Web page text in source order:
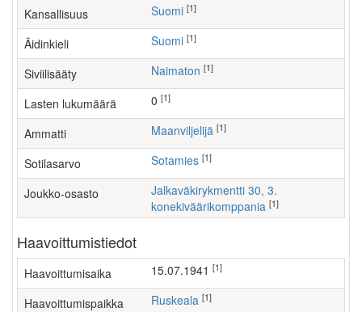
Kansallisuus Suomi [1]
Äidinkieli Suomi [1]
Siviilisääty Naimaton [1]
Lasten lukumäärä [1]
Ammatti maanviljelijä [1]
Sotilasarvo Sotamies [1]
Joukko-osasto
Jalkaväkirykmentti 30, 3.
konekiväärikomppania [1]
Haavoittumistiedot
Haavoittumisaika 15.07.1941 [1]
Haavoittumispaikka Ruskeala [1]